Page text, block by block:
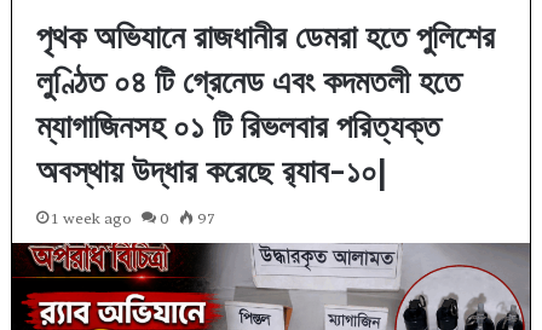
পৃথক অভিযানে রাজধানীর ডেমরা হতে পুলিশের
লুণ্ঠিত ০৪ টি গ্রেনেড এবং কদমতলী হতে
ম্যাগাজিনসহ ০১ টি রিভলবার পরিত্যক্ত
অবস্থায় উদ্ধার করেছে র‌্যাব-১০|
1 week ago 0 97